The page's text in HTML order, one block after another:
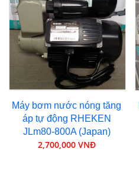
Máy bơm nước nóng tăng
áp tự động RHEKEN
JLm80-800A (Japan)
2,700,000 VNĐ